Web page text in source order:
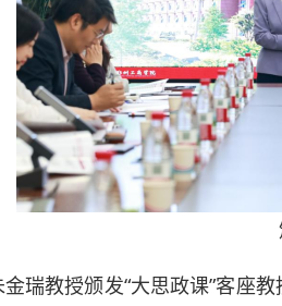
瑞教授颁发“大思政课”客座